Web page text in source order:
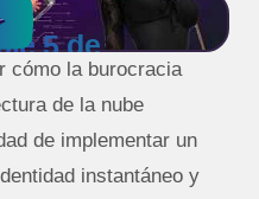
5 de
cómo la burocracia
de la nube
de implementar un
instantáneo y